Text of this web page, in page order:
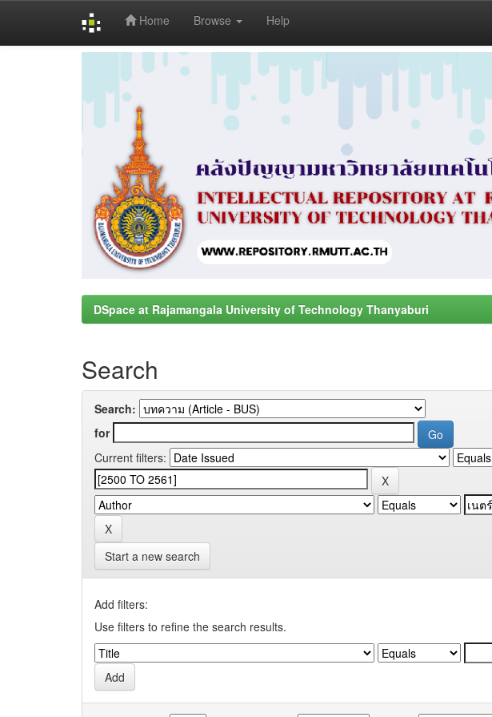
Home Browse Help
DSpace at Rajamangala University of Technology Thanyaburi
Search
Search:
for
Current filters:
Start a new search
Add filters:
Use filters to refine the search results.